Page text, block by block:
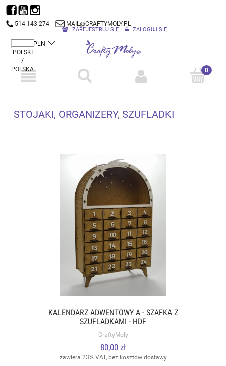
514 143 274 MAIL@CRAFTYMOLY.PL
ZAREJESTRUJ SIĘ ZALOGUJ SIĘ
STOJAKI, ORGANIZERY, SZUFLADKI
KALENDARZ ADWENTOWY A - SZAFKA Z
SZUFLADKAMI - HDF
CraftyMoly
80,00 zł
zawiera 23% VAT, bez kosztów dostawy